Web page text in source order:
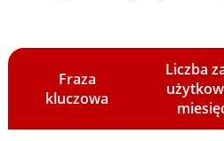
Fraza
kluczowa
Liczba